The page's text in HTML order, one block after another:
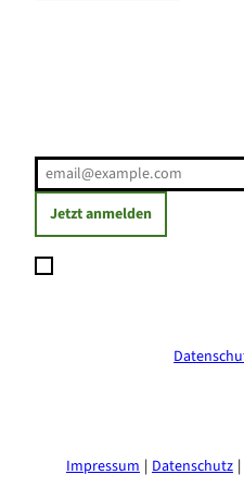
Jetzt anmelden
erhalte ich in der
Impressum Datenschutz